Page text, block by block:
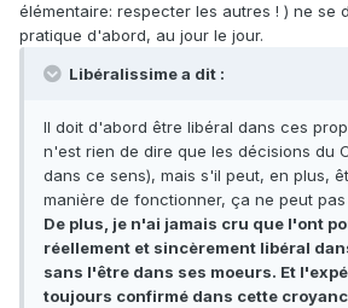
élémentaire: respecter les autres ! ) ne se
pratique d'abord, au jour le jour.
Libéralissime a dit :
Il doit d'abord être libéral dans ces
n'est rien de dire que les décisions du
dans ce sens), mais s'il peut, en plus,
manière de fonctionner, ça ne peut
De plus, je n'ai jamais cru que l'ont
réellement et sincèrement libéral
sans l'être dans ses moeurs. Et
toujours confirmé dans cette